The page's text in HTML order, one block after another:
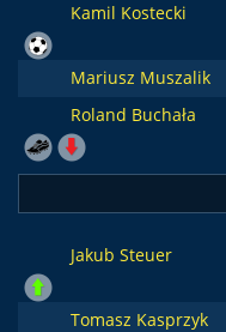
Kamil Kostecki
Mariusz Muszalik
Roland Buchała
Jakub Steuer
Tomasz Kasprzyk